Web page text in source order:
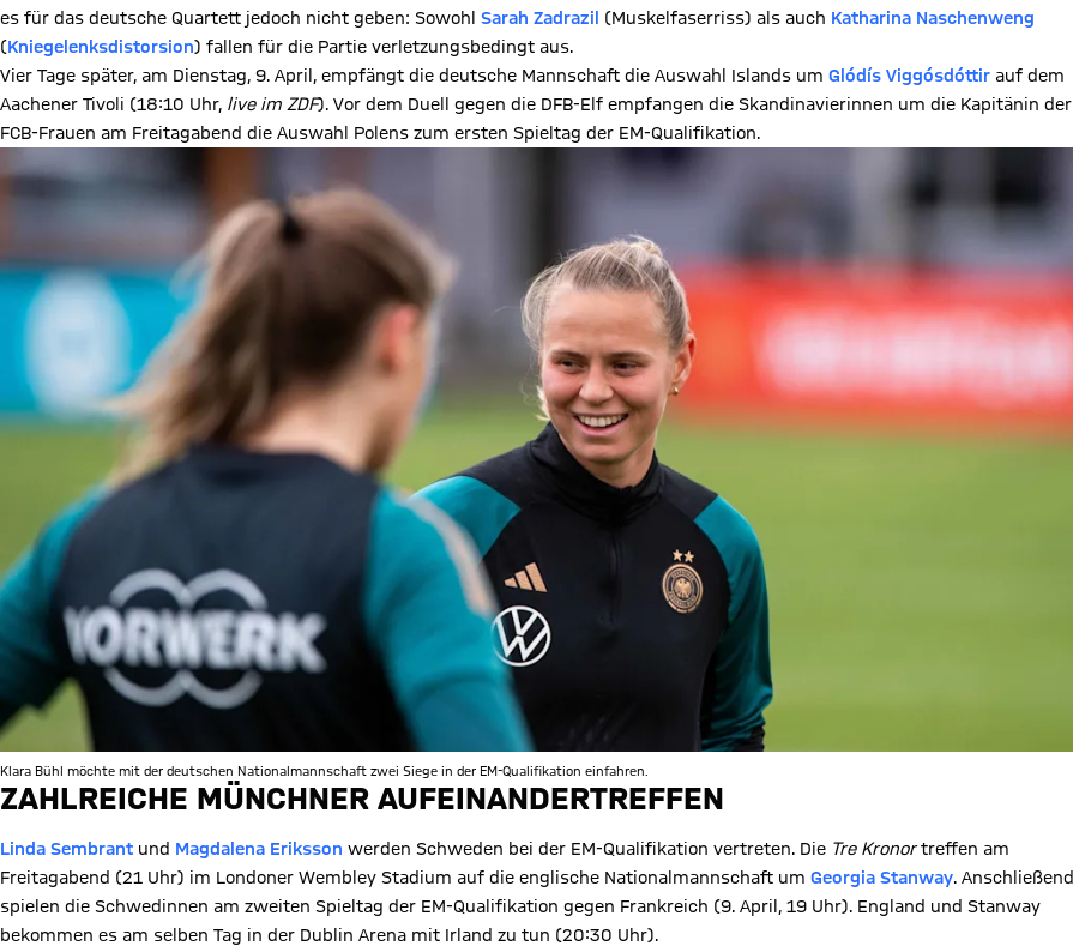
es für das deutsche Quartett jedoch nicht geben: Sowohl Sarah Zadrazil (Muskelfaserriss) als auch Katharina Naschenweng
(Kniegelenksdistorsion) fallen für die Partie verletzungsbedingt aus.
Vier Tage später, am Dienstag, 9. April, empfängt die deutsche Mannschaft die Auswahl Islands um Glódís Viggósdóttir auf dem
Aachener Tivoli (18:10 Uhr, live im ZDF). Vor dem Duell gegen die DFB-Elf empfangen die Skandinavierinnen um die Kapitänin der
FCB-Frauen am Freitagabend die Auswahl Polens zum ersten Spieltag der EM-Qualifikation.
Klara Bühl möchte mit der deutschen Nationalmannschaft zwei Siege in der EM-Qualifikation einfahren.
ZAHLREICHE MÜNCHNER AUFEINANDERTREFFEN
Linda Sembrant und Magdalena Eriksson werden Schweden bei der EM-Qualifikation vertreten. Die Tre Kronortreffen am
Freitagabend (21 Uhr) im Londoner Wembley Stadium auf die englische Nationalmannschaft um Georgia Stanway. Anschließend
spielen die Schwedinnen am zweiten Spieltag der EM-Qualifikation gegen Frankreich (9. April, 19 Uhr). England und Stanway
bekommen es am selben Tag in der Dublin Arena mit Irland zu tun (20:30 Uhr).